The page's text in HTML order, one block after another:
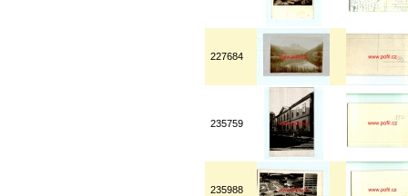
227684
235759
235988